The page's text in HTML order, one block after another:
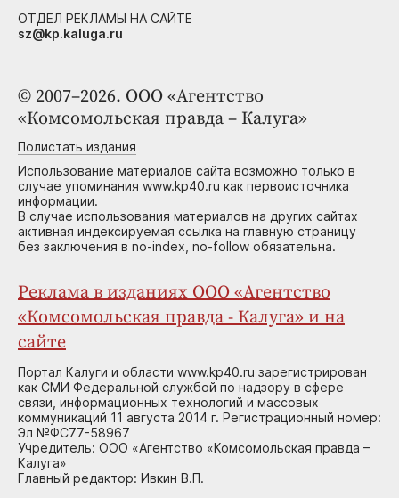
© 2007–2026. ООО «Агентство
«Комсомольская правда – Калуга»
Полистать издания
Использование материалов сайта возможно только в
случае упоминания www.kp40.ru как первоисточника
информации.
В случае использования материалов на других сайтах
активная индексируемая ссылка на главную страницу
без заключения в no-index, no-follow обязательна.
Реклама в изданиях ООО «Агентство
«Комсомольская правда - Калуга» и на
сайте
Портал Калуги и области www.kp40.ru зарегистрирован
как СМИ Федеральной службой по надзору в сфере
связи, информационных технологий и массовых
коммуникаций 11 августа 2014 г. Регистрационный номер:
Эл №ФС77-58967
Учредитель: ООО «Агентство «Комсомольская правда –
Калуга»
Главный редактор: Ивкин В.П.
ОТДЕЛ РЕКЛАМЫ НА САЙТЕ
sz@kp.kaluga.ru